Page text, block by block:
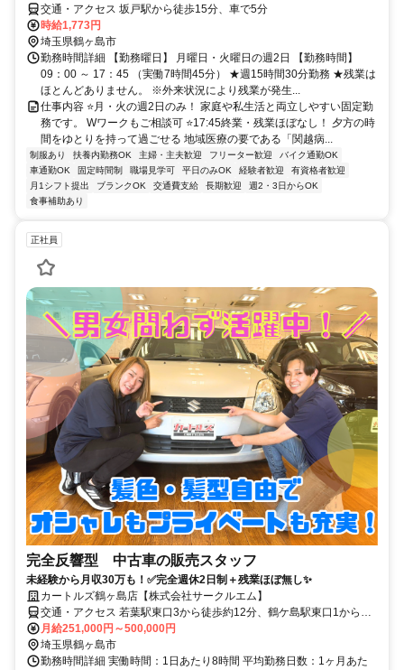
交通・アクセス 坂戸駅から徒歩15分、車で5分
時給1,773円
埼玉県鶴ヶ島市
勤務時間詳細 【勤務曜日】 月曜日・火曜日の週2日 【勤務時間】
09：00 ～ 17：45 （実働7時間45分） ★週15時間30分勤務 ★残業は
ほとんどありません。 ※外来状況により残業が発生...
仕事内容 ⭐月・火の週2日のみ！ 家庭や私生活と両立しやすい固定勤
務です。 Wワークもご相談可 ⭐17:45終業・残業ほぼなし！ 夕方の時
間をゆとりを持って過ごせる 地域医療の要である「関越病...
制服あり 扶養内勤務OK 主婦・主夫歓迎 フリーター歓迎
バイク通勤OK
車通勤OK
固定時間制 職場見学可 平日のみOK 経験者歓迎
有資格者歓迎
月1シフト提出
ブランクOK 交通費支給 長期歓迎
週2・3日からOK
食事補助あり
正社員
完全反響型 中古車の販売スタッフ
未経験から月収30万も！✅完全週休2日制＋残業ほぼ無し✨
カートルズ鶴ヶ島店【株式会社サークルエム】
交通・アクセス 若葉駅東口3から徒歩約12分、鶴ケ島駅東口1から徒
歩約15分、坂戸(埼玉県)駅南口から徒歩約34分
月給251,000円～500,000円
埼玉県鶴ヶ島市
勤務時間詳細 実働時間：1日あたり8時間 平均勤務日数：1ヶ月あた